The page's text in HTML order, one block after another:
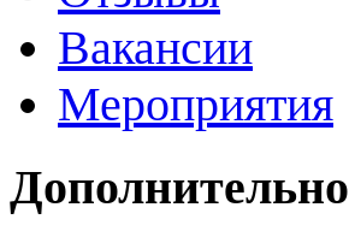
Вакансии
Мероприятия
Дополнительно